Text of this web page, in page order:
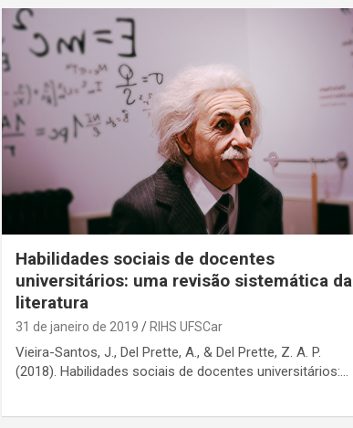
Habilidades sociais de docentes
universitários: uma revisão sistemática da
literatura
31 de janeiro de 2019 RIHS UFSCar
Vieira-Santos, J., Del Prette, A., & Del Prette, Z. A. P.
(2018). Habilidades sociais de docentes universitários:…